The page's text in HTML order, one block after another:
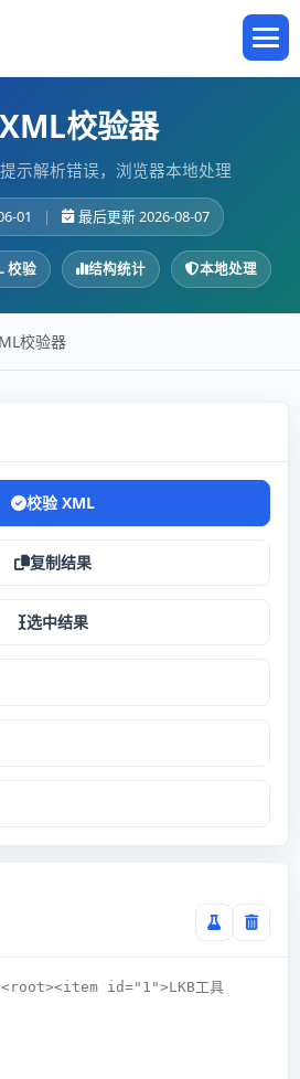
XML校验器
示解析错误，浏览器本地处理
01 | 最后更新 2026-08-07
校验 结构统计 本地处理
校验器
校验 XML
复制结果
选中结果